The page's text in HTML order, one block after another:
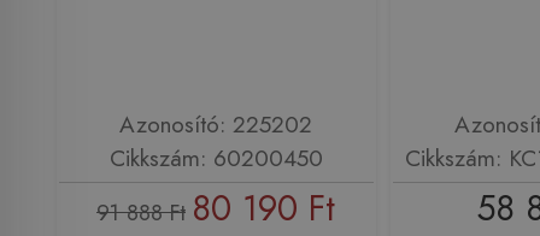
Azonosító: 225202
Cikkszám: 60200450
91 888 Ft 80 190 Ft
Cikkszám:
58